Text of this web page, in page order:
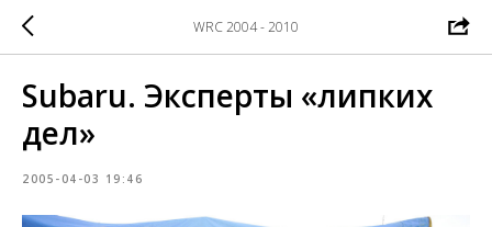
WRC 2004 - 2010
Subaru. Эксперты «липких
дел»
2005-04-03 19:46